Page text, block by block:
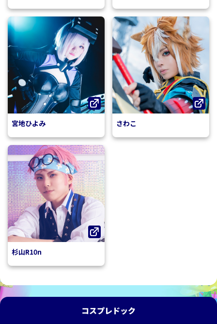
宮地ひよみ さわこ
杉山R10n
コスプレドック